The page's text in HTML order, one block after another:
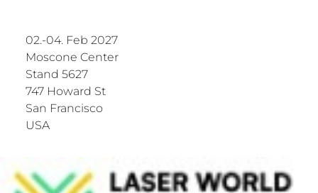
02.-04. Feb 2027
Moscone Center
Stand 5627
747 Howard St
San Francisco
USA